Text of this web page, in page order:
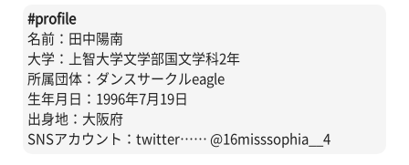
#profile
名前：田中陽南
大学：上智大学文学部国文学科2年
所属団体：ダンスサークルeagle
生年月日：1996年7月19日
出身地：大阪府
SNSアカウント：twitter…… @16misssophia__4